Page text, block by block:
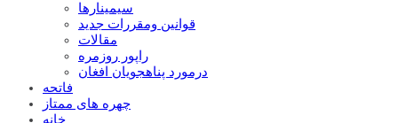
سيمينارها
قوانين ومقررات جديد
مقالات
راپور روزمره
درمورد پناهجويان افغان
فاتحه
چهره های ممتاز
خانه